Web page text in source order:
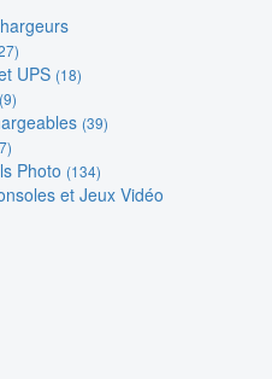
UPS (18)
(9)
(39)
Photo (134)
et Jeux Vidéo